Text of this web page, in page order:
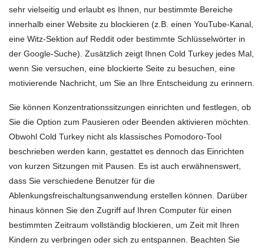
sehr vielseitig und erlaubt es Ihnen, nur bestimmte Bereiche
innerhalb einer Website zu blockieren (z.B. einen YouTube-Kanal,
eine Witz-Sektion auf Reddit oder bestimmte Schlüsselwörter in
der Google-Suche). Zusätzlich zeigt Ihnen Cold Turkey jedes Mal,
wenn Sie versuchen, eine blockierte Seite zu besuchen, eine
motivierende Nachricht, um Sie an Ihre Entscheidung zu erinnern.
Sie können Konzentrationssitzungen einrichten und festlegen, ob
Sie die Option zum Pausieren oder Beenden aktivieren möchten.
Obwohl Cold Turkey nicht als klassisches Pomodoro-Tool
beschrieben werden kann, gestattet es dennoch das Einrichten
von kurzen Sitzungen mit Pausen. Es ist auch erwähnenswert,
dass Sie verschiedene Benutzer für die
Ablenkungsfreischaltungsanwendung erstellen können. Darüber
hinaus können Sie den Zugriff auf Ihren Computer für einen
bestimmten Zeitraum vollständig blockieren, um Zeit mit Ihren
Kindern zu verbringen oder sich zu entspannen. Beachten Sie